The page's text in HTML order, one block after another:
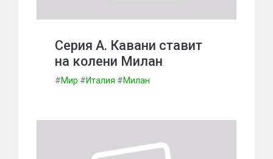
Серия А. Кавани ставит
на колени Милан
#Мир #Италия #Милан